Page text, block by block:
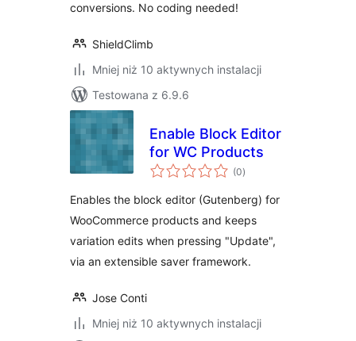
conversions. No coding needed!
ShieldClimb
Mniej niż 10 aktywnych instalacji
Testowana z 6.9.6
Enable Block Editor
for WC Products
(0wszystkich
ocen
)
Enables the block editor (Gutenberg) for
WooCommerce products and keeps
variation edits when pressing "Update",
via an extensible saver framework.
Jose Conti
Mniej niż 10 aktywnych instalacji